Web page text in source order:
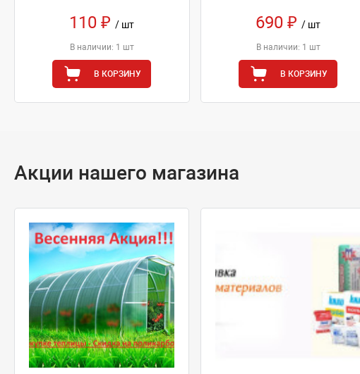
110 ₽/ шт
В наличии: 1 шт
В КОРЗИНУ
690 ₽/ шт
В наличии: 1 шт
В КОРЗИНУ
Акции нашего магазина